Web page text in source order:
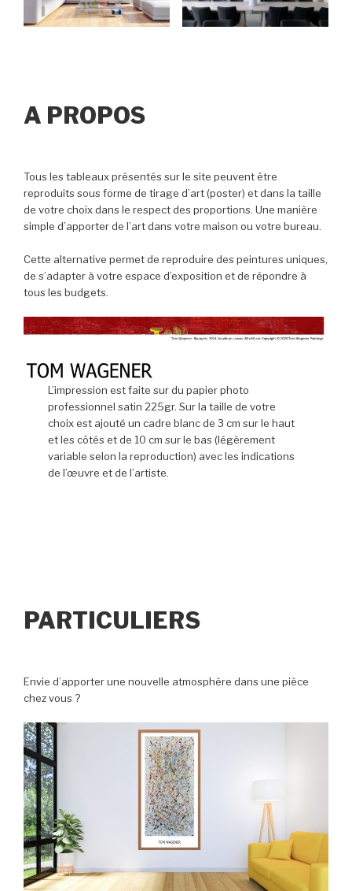
A PROPOS
Tous les tableaux présentés sur le site peuvent être
reproduits sous forme de tirage d’art (poster) et dans la taille
de votre choix dans le respect des proportions. Une manière
simple d’apporter de l’art dans votre maison ou votre bureau.
Cette alternative permet de reproduire des peintures uniques,
de s’adapter à votre espace d’exposition et de répondre à
tous les budgets.
L’impression est faite sur du papier photo
professionnel satin 225gr. Sur la taille de votre
choix est ajouté un cadre blanc de 3 cm sur le haut
et les côtés et de 10 cm sur le bas (légèrement
variable selon la reproduction) avec les indications
de l’œuvre et de l’artiste.
PARTICULIERS
Envie d’apporter une nouvelle atmosphère dans une pièce
chez vous ?